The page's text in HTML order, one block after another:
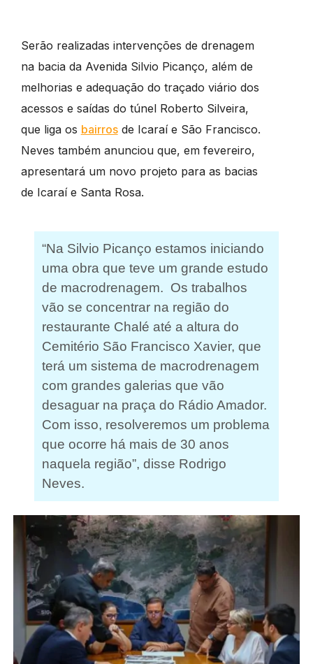
Serão realizadas intervenções de drenagem
na bacia da Avenida Silvio Picanço, além de
melhorias e adequação do traçado viário dos
acessos e saídas do túnel Roberto Silveira,
que liga os bairrosde Icaraí e São Francisco.
Neves também anunciou que, em fevereiro,
apresentará um novo projeto para as bacias
de Icaraí e Santa Rosa.
“Na Silvio Picanço estamos iniciando
uma obra que teve um grande estudo
de macrodrenagem. Os trabalhos
vão se concentrar na região do
restaurante Chalé até a altura do
Cemitério São Francisco Xavier, que
terá um sistema de macrodrenagem
com grandes galerias que vão
desaguar na praça do Rádio Amador.
Com isso, resolveremos um problema
que ocorre há mais de 30 anos
naquela região”, disse Rodrigo
Neves.